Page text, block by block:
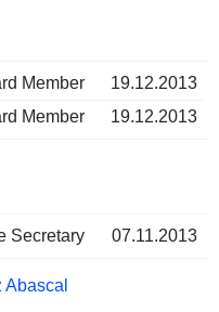
Member
19.12.2013
Member
19.12.2013
Secretary 07.11.2013